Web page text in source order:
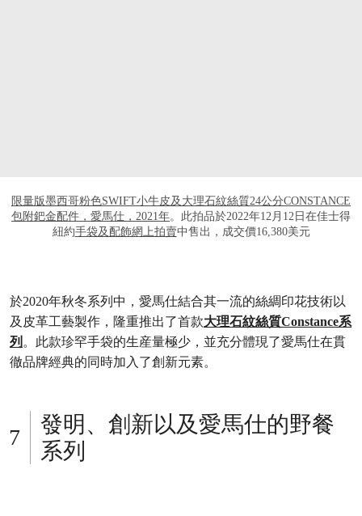
限量版墨西哥粉色SWIFT小牛皮及大理石紋絲質24公分CONSTANCE
包附鈀金配件，愛馬仕，2021年。此拍品於2022年12月12日在佳士得
紐約手袋及配飾網上拍賣中售出，成交價16,380美元
於2020年秋冬系列中，愛馬仕結合其一流的絲綢印花技術以
及皮革工藝製作，隆重推出了首款大理石紋絲質Constance系
列 。此款珍罕手袋的生産量極少，並充分體現了愛馬仕在貫
徹品牌經典的同時加入了創新元素。
發明、創新以及愛馬仕的野餐
系列